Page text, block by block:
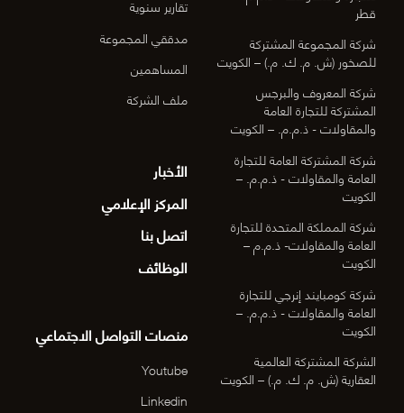
قطر
شركة المجموعة المشتركة
للصخور (ش. م. ك. م.) – الكويت
شركة المعروف والبرجس
المشتركة للتجارة العامة
والمقاولات - ذ.م.م. – الكويت
شركة المشتركة العامة للتجارة
العامة والمقاولات - ذ.م.م. –
الكويت
شركة المملكة المتحدة للتجارة
العامة والمقاولات- ذ.م.م –
الكويت
شركة كومبايند إنرجي للتجارة
العامة والمقاولات - ذ.م.م. –
الكويت
الشركة المشتركة العالمية
العقارية (ش. م. ك. م.) – الكويت
تقارير سنوية
مدققي المجموعة
المساهمين
ملف الشركة
الأخبار
المركز الإعلامي
اتصل بنا
الوظائف
منصات التواصل الاجتماعي
Youtube
Linkedin